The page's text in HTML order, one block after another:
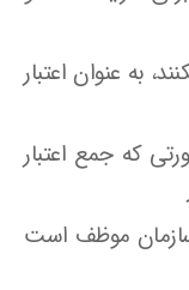
به عنوان اعتبار
که جمع اعتبار
موظف است